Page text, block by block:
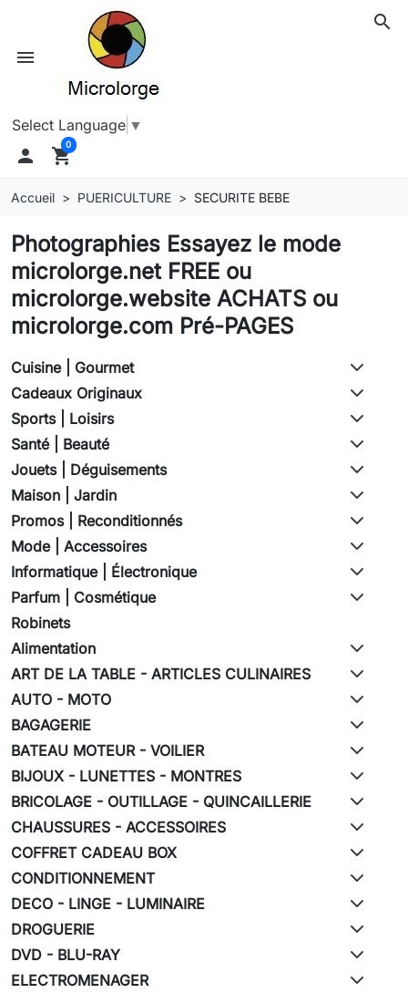
search
menu
Select Language ▼
 shopping_cart
0
Accueil PUERICULTURE SECURITE BEBE
Photographies Essayez le mode
microlorge.net FREE ou
microlorge.website ACHATS ou
microlorge.com Pré-PAGES
Cuisine | Gourmet
Cadeaux Originaux
Sports | Loisirs
Santé | Beauté
Jouets | Déguisements
Maison | Jardin
Promos | Reconditionnés
Mode | Accessoires
Informatique | Électronique
Parfum | Cosmétique
Robinets
Alimentation
ART DE LA TABLE - ARTICLES CULINAIRES
AUTO - MOTO
BAGAGERIE
BATEAU MOTEUR - VOILIER
BIJOUX - LUNETTES - MONTRES
BRICOLAGE - OUTILLAGE - QUINCAILLERIE
CHAUSSURES - ACCESSOIRES
COFFRET CADEAU BOX
CONDITIONNEMENT
DECO - LINGE - LUMINAIRE
DROGUERIE
DVD - BLU-RAY
ELECTROMENAGER